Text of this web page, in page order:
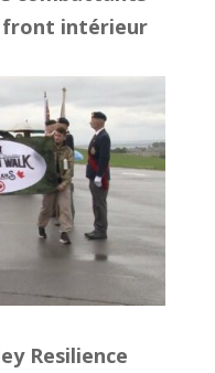
front intérieur
Resilience